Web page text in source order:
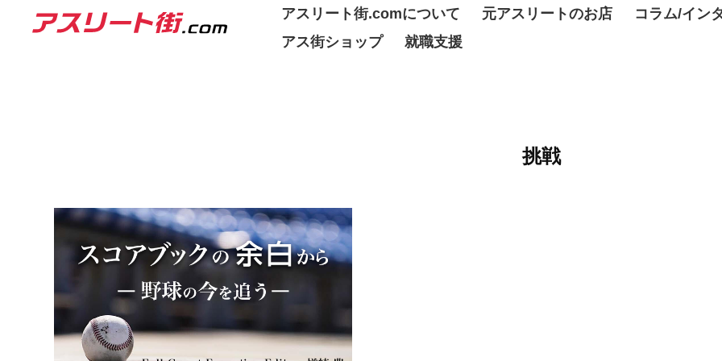
アスリート街.comについて 元アスリートのお店
コラム/イン
アス街ショップ
就職支援
挑戦